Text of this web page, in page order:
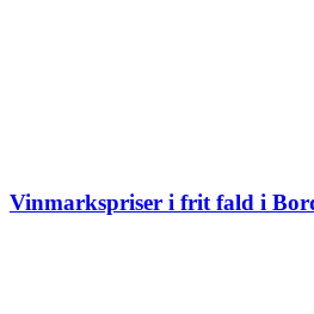
Vinmarkspriser i frit fald i